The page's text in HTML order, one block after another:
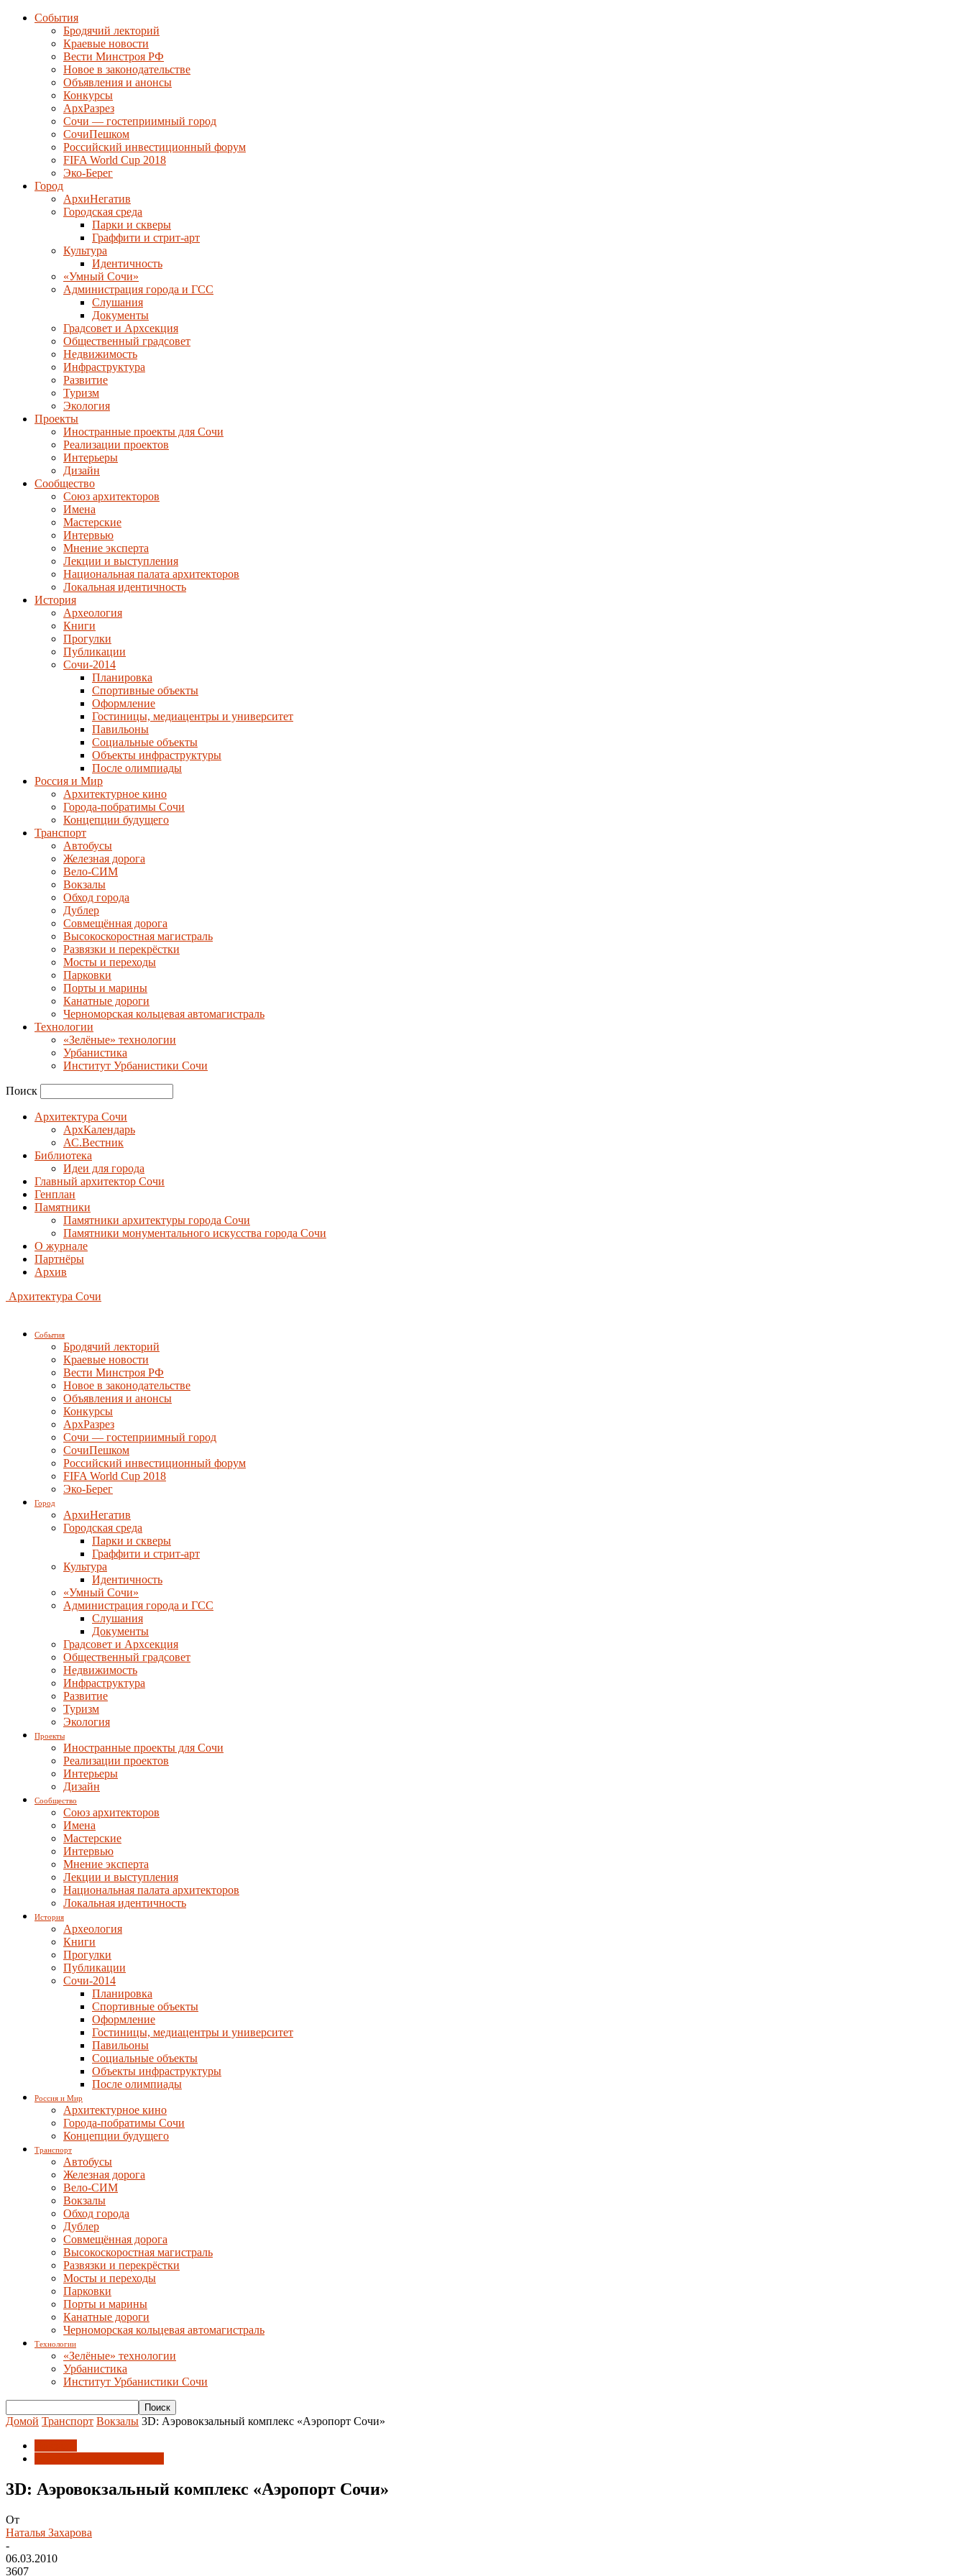
События
Бродячий лекторий
Краевые новости
Вести Минстроя РФ
Новое в законодательстве
Объявления и анонсы
Конкурсы
АрхРазрез
Сочи — гостеприимный город
СочиПешком
Российский инвестиционный форум
FIFA World Cup 2018
Эко-Берег
Город
АрхиНегатив
Городская среда
Парки и скверы
Граффити и стрит-арт
Культура
Идентичность
«Умный Сочи»
Администрация города и ГСС
Слушания
Документы
Градсовет и Архсекция
Общественный градсовет
Недвижимость
Инфраструктура
Развитие
Туризм
Экология
Проекты
Иностранные проекты для Сочи
Реализации проектов
Интерьеры
Дизайн
Сообщество
Союз архитекторов
Имена
Мастерские
Интервью
Мнение эксперта
Лекции и выступления
Национальная палата архитекторов
Локальная идентичность
История
Археология
Книги
Прогулки
Публикации
Сочи-2014
Планировка
Спортивные объекты
Оформление
Гостиницы, медиацентры и университет
Павильоны
Социальные объекты
Объекты инфраструктуры
После олимпиады
Россия и Мир
Архитектурное кино
Города-побратимы Сочи
Концепции будущего
Транспорт
Автобусы
Железная дорога
Вело-СИМ
Вокзалы
Обход города
Дублер
Совмещённая дорога
Высокоскоростная магистраль
Развязки и перекрёстки
Мосты и переходы
Парковки
Порты и марины
Канатные дороги
Черноморская кольцевая автомагистраль
Технологии
«Зелёные» технологии
Урбанистика
Институт Урбанистики Сочи
Поиск
Архитектура Сочи
АрхКалендарь
АС.Вестник
Библиотека
Идеи для города
Главный архитектор Сочи
Генплан
Памятники
Памятники архитектуры города Сочи
Памятники монументального искусства города Сочи
О журнале
Партнёры
Архив
Архитектура Сочи
События
Бродячий лекторий
Краевые новости
Вести Минстроя РФ
Новое в законодательстве
Объявления и анонсы
Конкурсы
АрхРазрез
Сочи — гостеприимный город
СочиПешком
Российский инвестиционный форум
FIFA World Cup 2018
Эко-Берег
Город
АрхиНегатив
Городская среда
Парки и скверы
Граффити и стрит-арт
Культура
Идентичность
«Умный Сочи»
Администрация города и ГСС
Слушания
Документы
Градсовет и Архсекция
Общественный градсовет
Недвижимость
Инфраструктура
Развитие
Туризм
Экология
Проекты
Иностранные проекты для Сочи
Реализации проектов
Интерьеры
Дизайн
Сообщество
Союз архитекторов
Имена
Мастерские
Интервью
Мнение эксперта
Лекции и выступления
Национальная палата архитекторов
Локальная идентичность
История
Археология
Книги
Прогулки
Публикации
Сочи-2014
Планировка
Спортивные объекты
Оформление
Гостиницы, медиацентры и университет
Павильоны
Социальные объекты
Объекты инфраструктуры
После олимпиады
Россия и Мир
Архитектурное кино
Города-побратимы Сочи
Концепции будущего
Транспорт
Автобусы
Железная дорога
Вело-СИМ
Вокзалы
Обход города
Дублер
Совмещённая дорога
Высокоскоростная магистраль
Развязки и перекрёстки
Мосты и переходы
Парковки
Порты и марины
Канатные дороги
Черноморская кольцевая автомагистраль
Технологии
«Зелёные» технологии
Урбанистика
Институт Урбанистики Сочи
Домой Транспорт Вокзалы 3D: Аэровокзальный комплекс «Аэропорт Сочи»
3D: Аэровокзальный комплекс «Аэропорт Сочи»
От
Наталья Захарова
-
06.03.2010
3607